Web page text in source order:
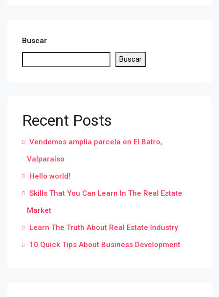
Buscar
Buscar
Recent Posts
Vendemos amplia parcela en El Batro,
Valparaíso
Hello world!
Skills That You Can Learn In The Real Estate
Market
Learn The Truth About Real Estate Industry
10 Quick Tips About Business Development